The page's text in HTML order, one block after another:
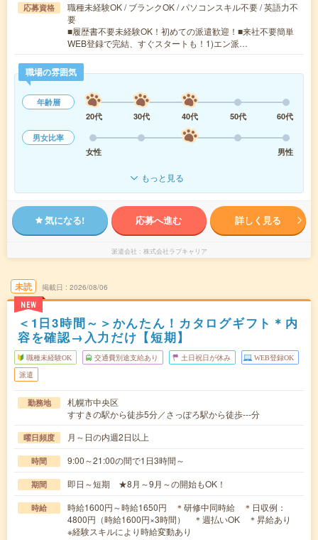
応募資格
職種未経験OK / ブランクOK / パソコンスキル不要 / 英語力不
要
■履歴書不要未経験OK！初めての派遣歓迎！■来社不要簡単
WEB登録で完結、すぐスタートも！1)エン派…
職場の雰囲気
年齢層
20代
30代 40代 50代
60代
男女比率
女性
男性
もっと見る
気になる! 応募へ進む 詳しく見る
派遣会社 株式会社ラブキャリア
未読
NEW
掲載日 2026/08/06
＜1日3時間～＞かんたん！カタログギフト＊内
容を確認→入力だけ【短期】
職種未経験OK 交通費別途支給あり 土日祝日が休み WEB登録OK
派遣
勤務地
札幌市中央区
すすきの駅から徒歩5分／さっぽろ駅から徒歩---分
曜日頻度 月～日の内週2日以上
時間 9:00～21:00の間で1日3時間～
期間 即日～短期 ★8月～9月～の開始もOK！
時給
時給1600円～時給1650円 ＊研修中同時給 ＊日収例：
4800円（時給1600円×3時間） ＊週払いOK ＊昇給あり
※経験スキルにより時給変動あり